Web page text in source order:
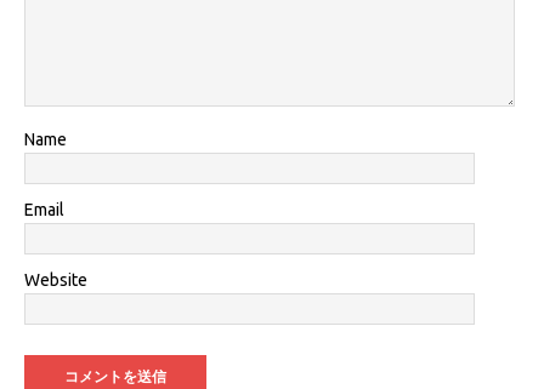
Name
Email
Website